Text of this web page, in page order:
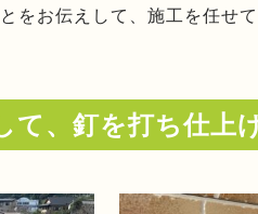
をお伝えして、施工を任せて
て、釘を打ち仕上